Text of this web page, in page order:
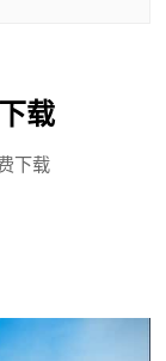
载
下载